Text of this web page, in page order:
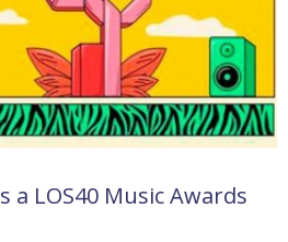
a LOS40 Music Awards